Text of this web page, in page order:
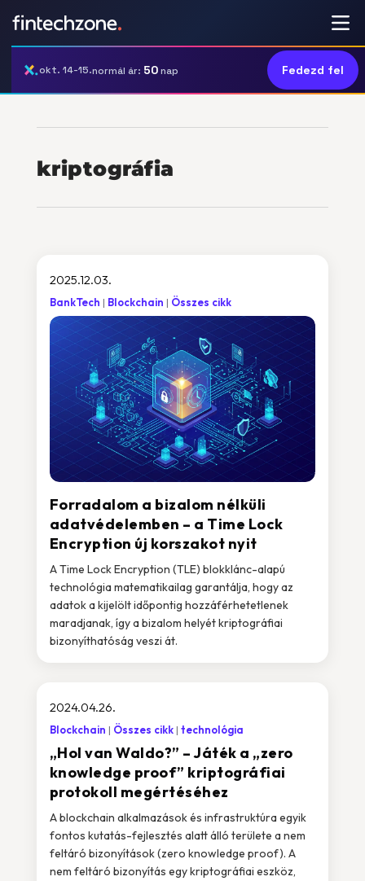
okt. 14-15.normál ár: 50nap Fedezd fel
kriptográfia
Forradalom a bizalom nélküli
adatvédelemben – a Time Lock
Encryption új korszakot nyit
2025.12.03.
BankTech Blockchain Összes cikk
A Time Lock Encryption (TLE) blokklánc-alapú
technológia matematikailag garantálja, hogy az
adatok a kijelölt időpontig hozzáférhetetlenek
maradjanak, így a bizalom helyét kriptográfiai
bizonyíthatóság veszi át.
„Hol van Waldo?” – Játék a „zero
knowledge proof” kriptográfiai
protokoll megértéséhez
2024.04.26.
Blockchain Összes cikk technológia
A blockchain alkalmazások és infrastruktúra egyik
fontos kutatás-fejlesztés alatt álló területe a nem
feltáró bizonyítások (zero knowledge proof). A
nem feltáró bizonyítás egy kriptográfiai eszköz,